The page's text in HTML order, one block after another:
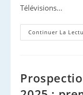
Télévisions...
Continuer La